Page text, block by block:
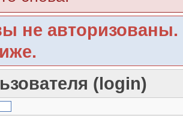
не авторизованы.
(login)